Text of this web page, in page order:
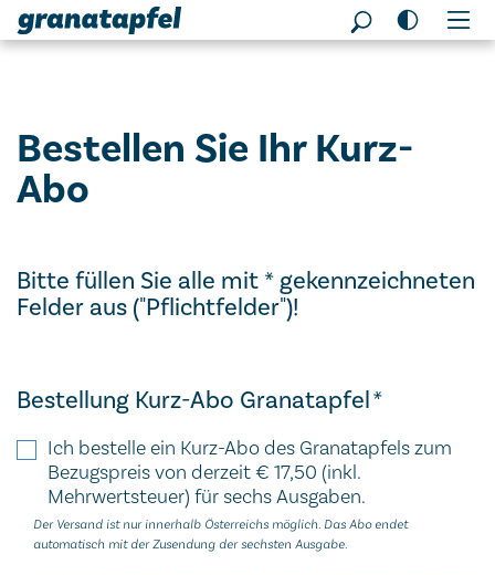
Seitenbereiche:
Bestellen Sie Ihr Kurz-
Abo
Dynamisches Formular
Bitte füllen Sie alle mit * gekennzeichneten
Felder aus ("Pflichtfelder")!
Bestellung Kurz-Abo Granatapfel*
Ich bestelle ein Kurz-Abo des Granatapfels zum
Bezugspreis von derzeit € 17,50 (inkl.
Mehrwertsteuer) für sechs Ausgaben.
Der Versand ist nur innerhalb Österreichs möglich. Das Abo endet
automatisch mit der Zusendung der sechsten Ausgabe.